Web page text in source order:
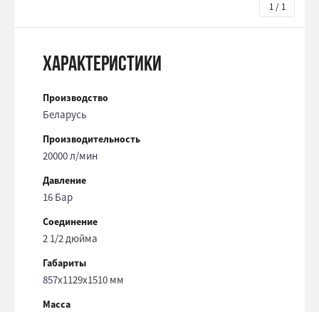
1 / 1
Характеристики
Производство
Беларусь
Производительность
20000 л/мин
Давление
16 Бар
Соединение
2 1/2 дюйма
Габариты
857x1129x1510 мм
Масса